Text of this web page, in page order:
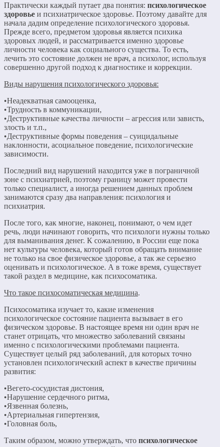
Практически каждый путает два понятия: психологическое
здоровье и психиатрическое здоровье. Поэтому давайте для
начала дадим определение психологического здоровья.
Прежде всего, предметом здоровья является психика
здоровых людей, и рассматривается именно здоровье
личности человека как социального существа. То есть,
лечить это состояние должен не врач, а психолог, используя
совершенно другой подход к диагностике и коррекции.
Виды нарушения психологического здоровья:
•Неадекватная самооценка,
•Трудность в коммуникации,
•Деструктивные качества личности – агрессия или зависть,
злость и т.п.,
•Деструктивные формы поведения – суицидальные
наклонности, асоциальное поведение, психологические
зависимости.
Последний вид нарушений находится уже в пограничной
зоне с психиатрией, поэтому границу может провести
только специалист, а иногда решением данных проблем
занимаются сразу два направления: психология и
психиатрия.
После того, как многие, наконец, понимают, о чем идет
речь, люди начинают говорить, что психологи нужны только
для выманивания денег. К сожалению, в России еще пока
нет культуры человека, который готов обращать внимание
не только на свое физическое здоровье, а так же серьезно
оценивать и психологическое. А в тоже время, существует
такой раздел в медицине, как психосоматика.
Что такое психосоматическая медицина.
Психосоматика изучает то, какие изменения
психологическое состояние пациента вызывает в его
физическом здоровье. В настоящее время ни один врач не
станет отрицать, что множество заболеваний связаны
именно с психологическими проблемами пациента.
Существует целый ряд заболеваний, для которых точно
установлен психологический аспект в качестве причины
развития:
•Вегето-сосудистая дистония,
•Нарушение сердечного ритма,
•Язвенная болезнь,
•Артериальная гипертензия,
•Головная боль,
Таким образом, можно утверждать, что психологическое